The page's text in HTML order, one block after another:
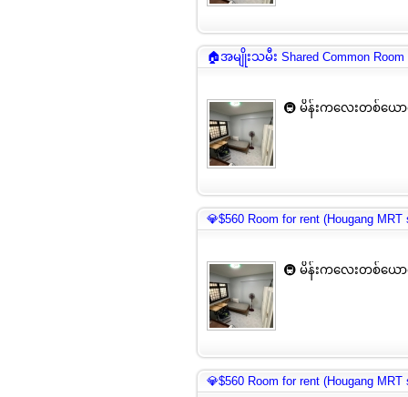
🏠အမျိုးသမီး Shared Common Room
🚇 မိန်းကလေးတစ်ယေ
💎$560 Room for rent (Hougang MRT
🚇 မိန်းကလေးတစ်ယေ
💎$560 Room for rent (Hougang MRT